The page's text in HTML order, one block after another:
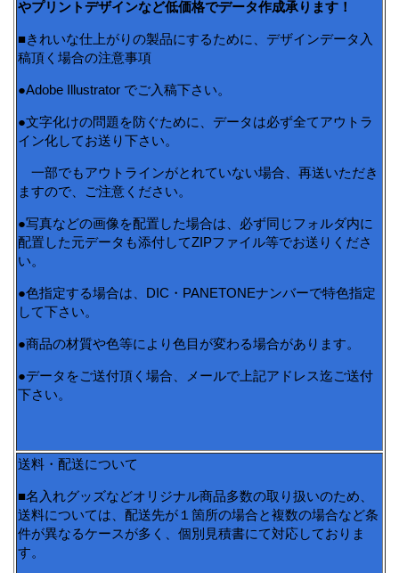
やプリントデザインなど低価格でデータ作成承ります！
■きれいな仕上がりの製品にするために、デザインデータ入
稿頂く場合の注意事項
●Adobe Illustrator でご入稿下さい。
●文字化けの問題を防ぐために、データは必ず全てアウトラ
イン化してお送り下さい。
一部でもアウトラインがとれていない場合、再送いただき
ますので、ご注意ください。
●写真などの画像を配置した場合は、必ず同じフォルダ内に
配置した元データも添付してZIPファイル等でお送りくださ
い。
●色指定する場合は、DIC・PANETONEナンバーで特色指定
して下さい。
●商品の材質や色等により色目が変わる場合があります。
●データをご送付頂く場合、メールで上記アドレス迄ご送付
下さい。
送料・配送について
■名入れグッズなどオリジナル商品多数の取り扱いのため、
送料については、配送先が１箇所の場合と複数の場合など条
件が異なるケースが多く、個別見積書にて対応しておりま
す。